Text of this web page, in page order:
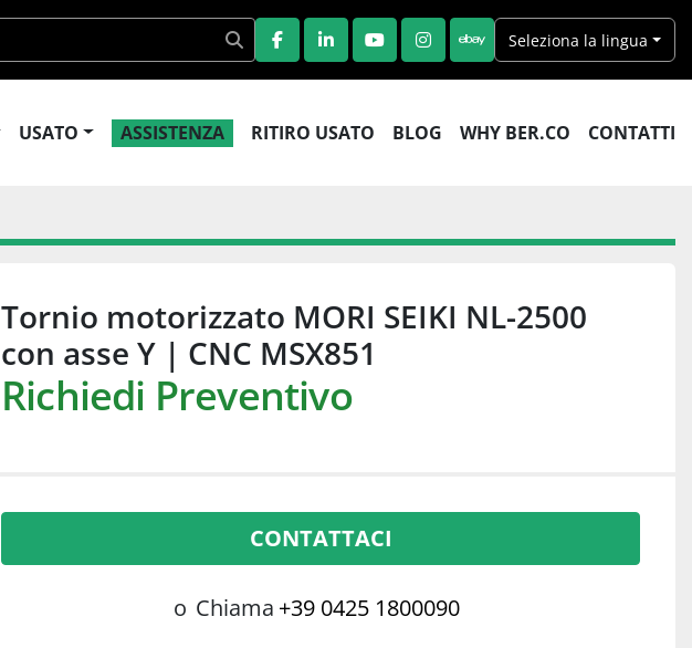
FACEBOOK
LINKEDINYOUTUBEINSTAGRAM
EBAYSeleziona la lingua
USATO ASSISTENZA RITIRO USATO BLOG WHY BER.CO CONTATTI
Tornio motorizzato MORI SEIKI NL-2500
con asse Y | CNC MSX851
Richiedi Preventivo
CONTATTACI
o Chiama +39 0425 1800090